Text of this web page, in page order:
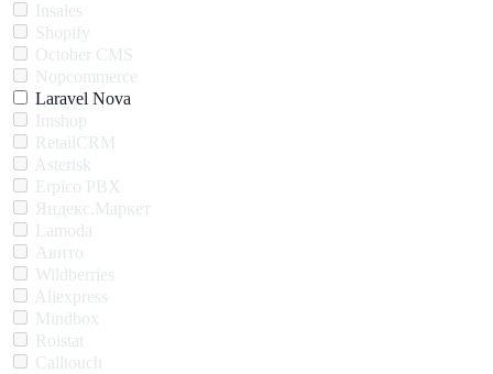
Insales
Shopify
October CMS
Nopcommerce
Laravel Nova
Imshop
RetailCRM
Asterisk
Erpico PBX
Яндекс.Маркет
Lamoda
Авито
Wildberries
Aliexpress
Mindbox
Roistat
Calltouch